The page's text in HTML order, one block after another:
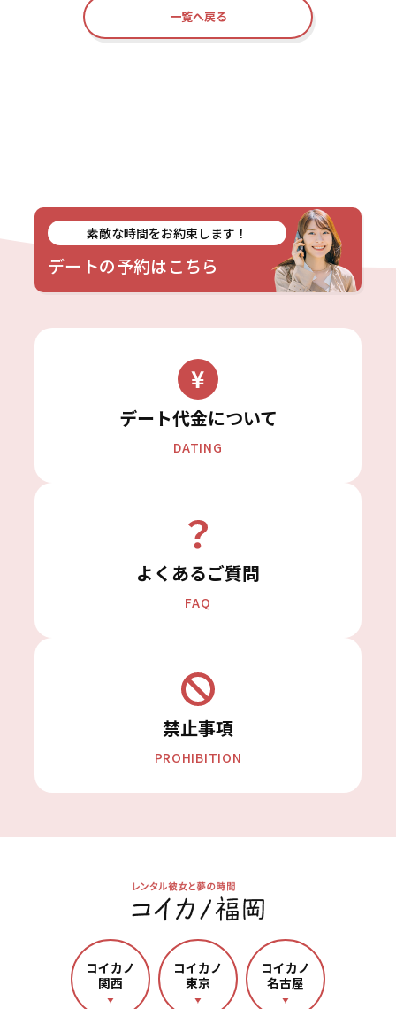
一覧へ戻る
素敵な時間をお約束します！
デートの予約はこちら
デート代金について
DATING
よくあるご質問
FAQ
禁止事項
PROHIBITION